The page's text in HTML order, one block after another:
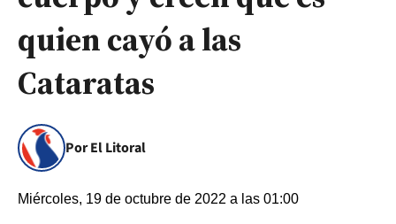
quien cayó a las
Cataratas
Por El Litoral
Miércoles, 19 de octubre de 2022 a las 01:00